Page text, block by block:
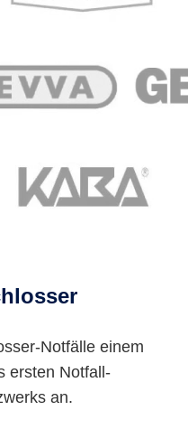
Notfälle einem
ersten Notfall-
an.